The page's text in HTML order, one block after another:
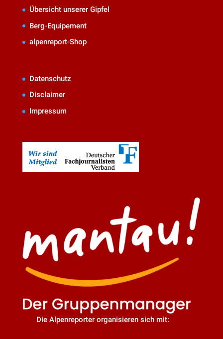
Übersicht unserer Gipfel
Berg-Equipement
alpenreport-Shop
Datenschutz
Disclaimer
Impressum
Die Alpenreporter organisieren sich mit: